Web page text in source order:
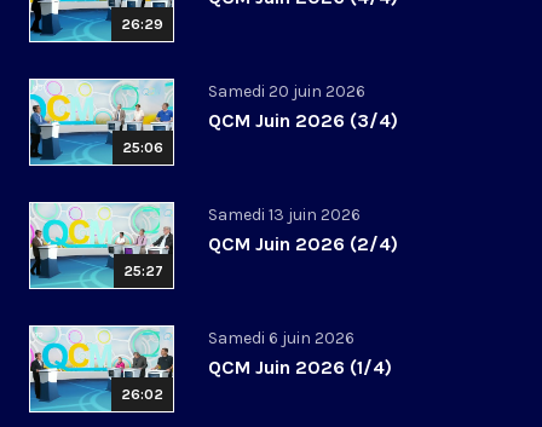
26:29
25:06
Samedi 20 juin 2026
QCM Juin 2026 (3/4)
25:27
Samedi 13 juin 2026
QCM Juin 2026 (2/4)
26:02
Samedi 6 juin 2026
QCM Juin 2026 (1/4)